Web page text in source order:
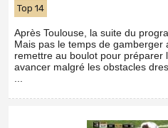
Top 14
Après Toulouse, la suite du
Mais pas le temps de gamberger
remettre au boulot pour préparer
avancer malgré les obstacles